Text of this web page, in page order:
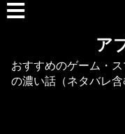
デタリキZ
アナザーエデン
ア
おすすめのゲーム・
の濃い話（ネタバレ